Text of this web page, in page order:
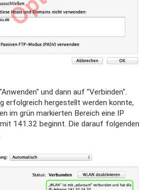
und dann auf "Verbinden".
erfolgreich hergestellt werden konnte,
im grün markierten Bereich eine IP
141.32 beginnt. Die darauf folgenden